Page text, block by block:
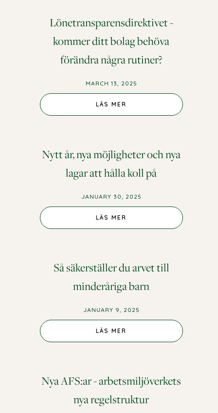
Lönetransparensdirektivet -
kommer ditt bolag behöva
förändra några rutiner?
MARCH 13, 2025
LÄS MER
Nytt år, nya möjligheter och nya
lagar att hålla koll på
JANUARY 30, 2025
LÄS MER
Så säkerställer du arvet till
minderåriga barn
JANUARY 9, 2025
LÄS MER
Nya AFS:ar - arbetsmiljöverkets
nya regelstruktur